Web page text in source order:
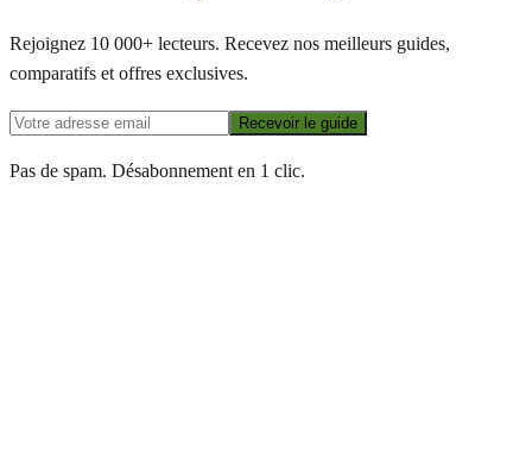
Rejoignez 10 000+ lecteurs. Recevez nos meilleurs guides,
comparatifs et offres exclusives.
Recevoir le guide
Pas de spam. Désabonnement en 1 clic.